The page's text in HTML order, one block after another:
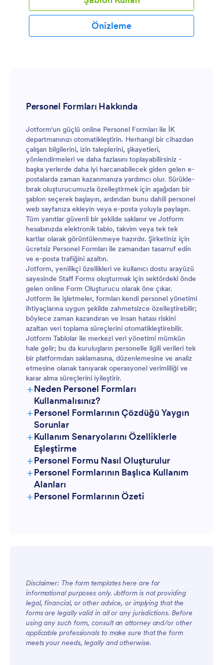
Önizleme
Personel Formları Hakkında
Jotform'un güçlü online Personel Formları ile İK
departmanınızı otomatikleştirin. Herhangi bir cihazdan
çalışan bilgilerini, izin taleplerini, şikayetleri,
yönlendirmeleri ve daha fazlasını toplayabilirsiniz -
başka yerlerde daha iyi harcanabilecek giden gelen e-
postalarda zaman kazanmanıza yardımcı olur. Sürükle-
bırak oluşturucumuzla özelleştirmek için aşağıdan bir
şablon seçerek başlayın, ardından bunu dahili personel
web sayfanıza ekleyin veya e-posta yoluyla paylaşın.
Tüm yanıtlar güvenli bir şekilde saklanır ve Jotform
hesabınızda elektronik tablo, takvim veya tek tek
kartlar olarak görüntülenmeye hazırdır. Şirketiniz için
ücretsiz Personel Formları ile zamandan tasarruf edin
ve e-posta trafiğini azaltın.
Jotform, yenilikçi özellikleri ve kullanıcı dostu arayüzü
sayesinde Staff Forms oluşturmak için sektördeki önde
gelen online Form Oluşturucu olarak öne çıkar.
Jotform ile işletmeler, formları kendi personel yönetimi
ihtiyaçlarına uygun şekilde zahmetsizce özelleştirebilir;
böylece zaman kazandıran ve insan hatası riskini
azaltan veri toplama süreçlerini otomatikleştirebilir.
Jotform Tablolar ile merkezi veri yönetimi mümkün
hale gelir; bu da kuruluşların personelle ilgili verileri tek
bir platformdan saklamasına, düzenlemesine ve analiz
etmesine olanak tanıyarak operasyonel verimliliği ve
karar alma süreçlerini iyileştirir.
+Neden Personel Formları
Kullanmalısınız?
+Personel Formlarının Çözdüğü Yaygın
Sorunlar
+Kullanım Senaryolarını Özelliklerle
Eşleştirme
+Personel Formu Nasıl Oluşturulur
+Personel Formlarının Başlıca Kullanım
Alanları
Yöneticiler için
Ekipler için
+Personel Formlarının Özeti
Disclaimer: The form templates here are for
informational purposes only. Jotform is not providing
legal, financial, or other advice, or implying that the
forms are legally valid in all or any jurisdictions. Before
using any such form, consult an attorney and/or other
applicable professionals to make sure that the form
meets your needs, legally and otherwise.